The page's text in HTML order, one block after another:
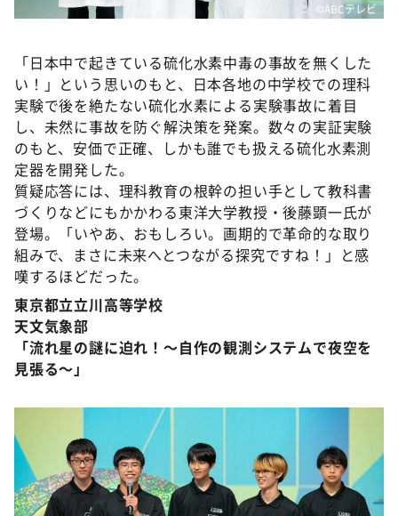
©ABCテレビ
「日本中で起きている硫化水素中毒の事故を無くした
い！」という思いのもと、日本各地の中学校での理科
実験で後を絶たない硫化水素による実験事故に着目
し、未然に事故を防ぐ解決策を発案。数々の実証実験
のもと、安価で正確、しかも誰でも扱える硫化水素測
定器を開発した。
質疑応答には、理科教育の根幹の担い手として教科書
づくりなどにもかかわる東洋大学教授・後藤顕一氏が
登場。「いやあ、おもしろい。画期的で革命的な取り
組みで、まさに未来へとつながる探究ですね！」と感
嘆するほどだった。
東京都立立川高等学校
天文気象部
「流れ星の謎に迫れ！～自作の観測システムで夜空を
見張る～」